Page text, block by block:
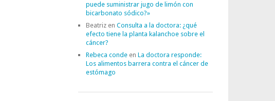
puede suministrar jugo de limón con
bicarbonato sódico?»
Beatriz en Consulta a la doctora: ¿qué
efecto tiene la planta kalanchoe sobre el
cáncer?
Rebeca conde en La doctora responde:
Los alimentos barrera contra el cáncer de
estómago